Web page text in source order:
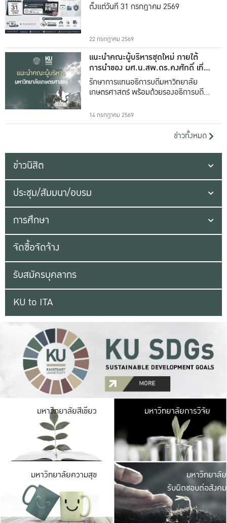
ตั้งแต่วันที่ 31 กรกฎาคม 2569
22 กรกฎาคม 2569
แนะนำคณะผู้บริหารชุดใหม่ ภายใต้
การนำของ ผศ.น.สพ.ดร.คงศักดิ์ เที่ยง
ธรรม
รักษาการแทนอธิการบดีมหาวิทยาลัย
เกษตรศาสตร์ พร้อมด้วยรองอธิการบดีทั้ง
14 กรกฎาคม 2569
ข่าวทั้งหมด
ข่าวนิสิต
ประชุม/สัมมนา/อบรม
การศึกษา
จัดซื้อจัดจ้าง
รับสมัครบุคลากร
KU to ITA
มหาวิทยาลัยสีเขียว มหาวิ
มีพื้นที่เขียวสดใส
เป็นป่าในเมือง เกษต
มหาวิทยาลัยการวิจัย
มหาวิทยาลัยความสุข มหาวิ
ค
เปิดประ
และพบเรื่องราวใ
มหาวิทยาลัย
รับผิดชอบต่อสังคม